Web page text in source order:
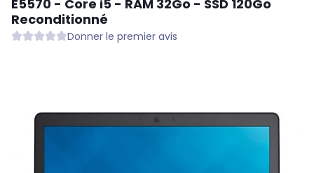
E5570 - Core i5 - RAM 32Go - SSD 120Go
Reconditionné
Donner le premier avis